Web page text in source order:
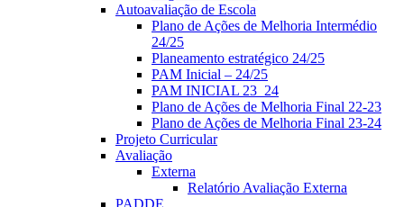
Autoavaliação de Escola
Plano de Ações de Melhoria Intermédio
24/25
Planeamento estratégico 24/25
PAM Inicial – 24/25
PAM INICIAL 23_24
Plano de Ações de Melhoria Final 22-23
Plano de Ações de Melhoria Final 23-24
Projeto Curricular
Avaliação
Externa
Relatório Avaliação Externa